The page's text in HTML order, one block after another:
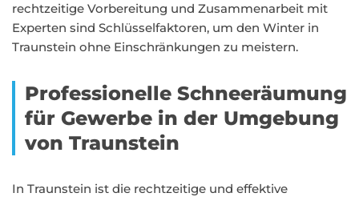
rechtzeitige Vorbereitung und Zusammenarbeit mit
Experten sind Schlüsselfaktoren, um den Winter in
Traunstein ohne Einschränkungen zu meistern.
Professionelle Schneeräumung
für Gewerbe in der Umgebung
von Traunstein
In Traunstein ist die rechtzeitige und effektive